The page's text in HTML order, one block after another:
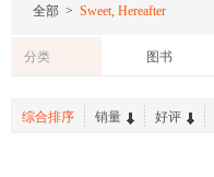
全部 > Sweet, Hereafter
分类 图书
综合排序 销量 好评